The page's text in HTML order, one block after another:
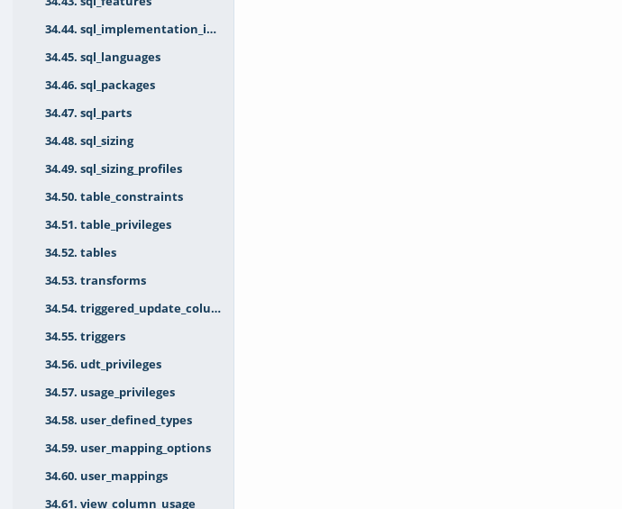
34.44. sql_implementation_info
34.45. sql_languages
34.46. sql_packages
34.47. sql_parts
34.48. sql_sizing
34.49. sql_sizing_profiles
34.50. table_constraints
34.51. table_privileges
34.52. tables
34.53. transforms
34.54. triggered_update_columns
34.55. triggers
34.56. udt_privileges
34.57. usage_privileges
34.58. user_defined_types
34.59. user_mapping_options
34.60. user_mappings
34.61. view_column_usage